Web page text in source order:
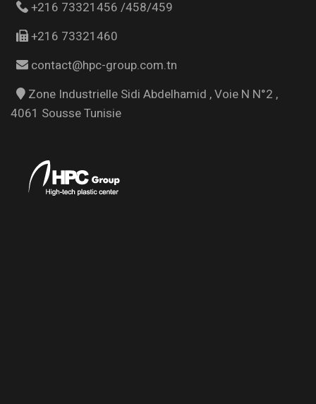
+216 73321456 /458/459
+216 73321460
contact@hpc-group.com.tn
Zone Industrielle Sidi Abdelhamid , Voie N N°2 ,
4061 Sousse Tunisie